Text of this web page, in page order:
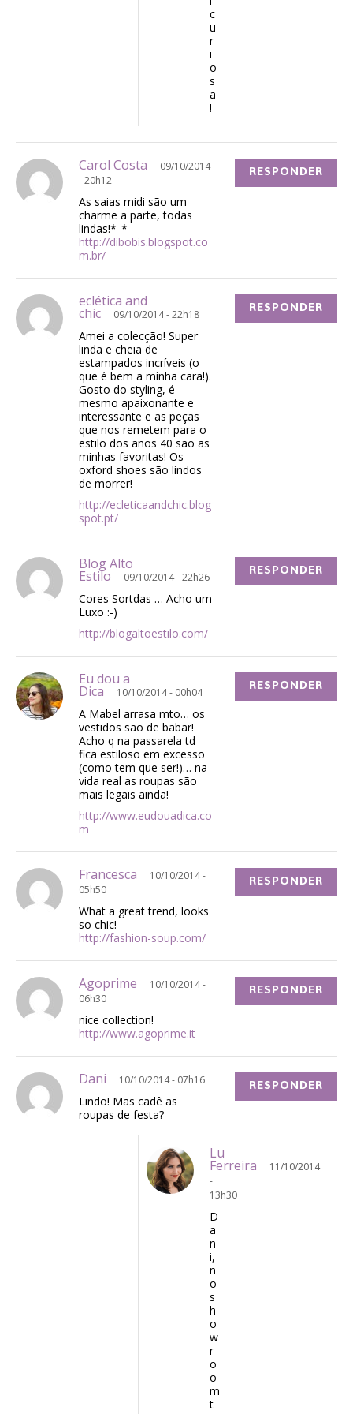
c
u
r
i
o
s
a
!
Carol Costa
09/10/2014
- 20h12
As saias midi são um
charme a parte, todas
lindas!*_*
http://dibobis.blogspot.co
m.br/
RESPONDER
eclética and
chic 09/10/2014 - 22h18
Amei a colecção! Super
linda e cheia de
estampados incríveis (o
que é bem a minha cara!).
Gosto do styling, é
mesmo apaixonante e
interessante e as peças
que nos remetem para o
estilo dos anos 40 são as
minhas favoritas! Os
oxford shoes são lindos
de morrer!
http://ecleticaandchic.blog
spot.pt/
RESPONDER
Blog Alto
Estilo 09/10/2014 - 22h26
Cores Sortdas … Acho um
Luxo :-)
http://blogaltoestilo.com/
RESPONDER
Eu dou a
Dica 10/10/2014 - 00h04
A Mabel arrasa mto… os
vestidos são de babar!
Acho q na passarela td
fica estiloso em excesso
(como tem que ser!)… na
vida real as roupas são
mais legais ainda!
http://www.eudouadica.co
m
RESPONDER
Francesca
10/10/2014 -
05h50
What a great trend, looks
so chic!
http://fashion-soup.com/
RESPONDER
Agoprime
10/10/2014 -
06h30
nice collection!
http://www.agoprime.it
RESPONDER
Dani 10/10/2014 - 07h16
Lindo! Mas cadê as
roupas de festa?
RESPONDER
Lu
Ferreira
11/10/2014
-
13h30
D
a
n
i,
n
o
s
h
o
w
r
o
o
m
t